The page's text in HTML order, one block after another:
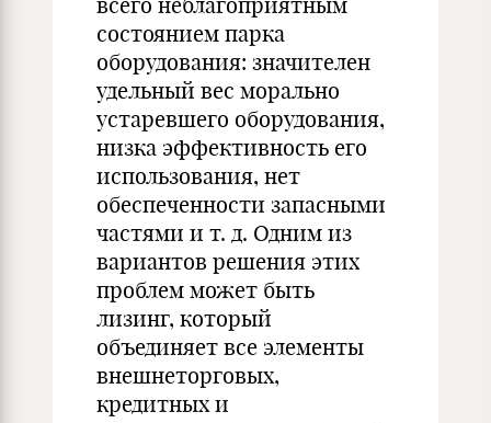
состоянием парка
оборудования: значителен
удельный вес морально
устаревшего оборудования,
низка эффективность его
использования, нет
обеспеченности запасными
частями и т. д. Одним из
вариантов решения этих
проблем может быть
лизинг, который
объединяет все элементы
внешнеторговых,
кредитных и